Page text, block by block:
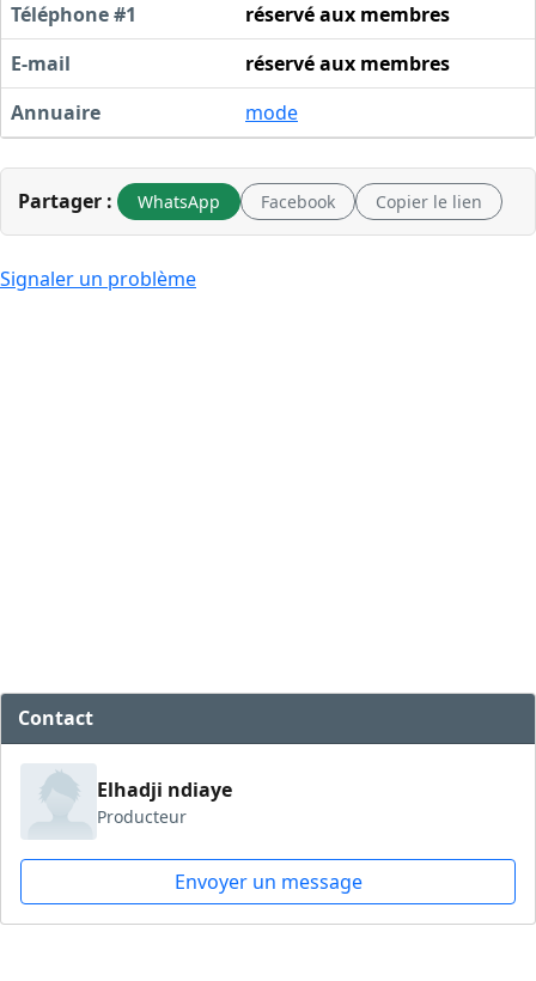
Téléphone #1
réservé aux membres
E-mail
réservé aux membres
Annuaire
mode
Partager : WhatsApp Facebook Copier le lien
Signaler un problème
Contact
Elhadji ndiaye
Producteur
Envoyer un message